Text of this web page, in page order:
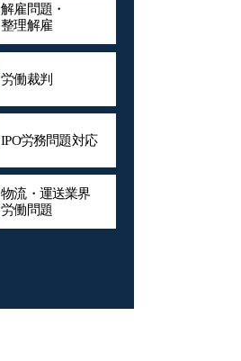
解雇問題・
整理解雇
労働裁判
IPO労務問題対応
物流・運送業界
労働問題